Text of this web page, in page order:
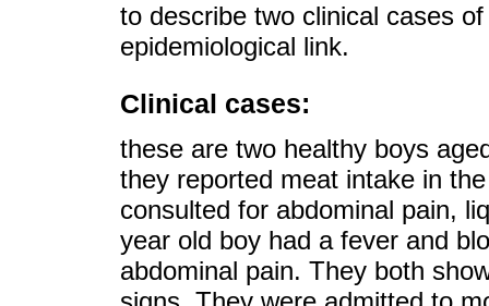
to describe two clinical cases
epidemiological link.
Clinical cases:
these are two healthy boys
they reported meat intake in
consulted for abdominal pain,
year old boy had a fever and
abdominal pain. They both